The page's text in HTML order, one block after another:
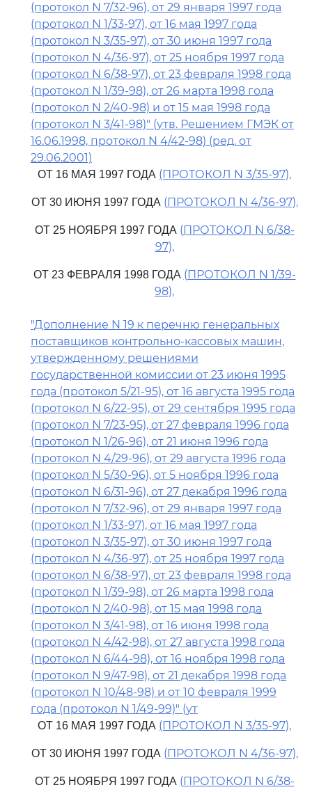
(протокол N 7/32-96), от 29 января 1997 года
(протокол N 1/33-97), от 16 мая 1997 года
(протокол N 3/35-97), от 30 июня 1997 года
(протокол N 4/36-97), от 25 ноября 1997 года
(протокол N 6/38-97), от 23 февраля 1998 года
(протокол N 1/39-98), от 26 марта 1998 года
(протокол N 2/40-98) и от 15 мая 1998 года
(протокол N 3/41-98)" (утв. Решением ГМЭК от
16.06.1998, протокол N 4/42-98) (ред. от
29.06.2001)
ОТ 16 МАЯ 1997 ГОДА (ПРОТОКОЛ N 3/35-97),
ОТ 30 ИЮНЯ 1997 ГОДА (ПРОТОКОЛ N 4/36-97),
ОТ 25 НОЯБРЯ 1997 ГОДА (ПРОТОКОЛ N 6/38-
97),
ОТ 23 ФЕВРАЛЯ 1998 ГОДА (ПРОТОКОЛ N 1/39-
98),
"Дополнение N 19 к перечню генеральных
поставщиков контрольно-кассовых машин,
утвержденному решениями
государственной комиссии от 23 июня 1995
года (протокол 5/21-95), от 16 августа 1995 года
(протокол N 6/22-95), от 29 сентября 1995 года
(протокол N 7/23-95), от 27 февраля 1996 года
(протокол N 1/26-96), от 21 июня 1996 года
(протокол N 4/29-96), от 29 августа 1996 года
(протокол N 5/30-96), от 5 ноября 1996 года
(протокол N 6/31-96), от 27 декабря 1996 года
(протокол N 7/32-96), от 29 января 1997 года
(протокол N 1/33-97), от 16 мая 1997 года
(протокол N 3/35-97), от 30 июня 1997 года
(протокол N 4/36-97), от 25 ноября 1997 года
(протокол N 6/38-97), от 23 февраля 1998 года
(протокол N 1/39-98), от 26 марта 1998 года
(протокол N 2/40-98), от 15 мая 1998 года
(протокол N 3/41-98), от 16 июня 1998 года
(протокол N 4/42-98), от 27 августа 1998 года
(протокол N 6/44-98), от 16 ноября 1998 года
(протокол N 9/47-98), от 21 декабря 1998 года
(протокол N 10/48-98) и от 10 февраля 1999
года (протокол N 1/49-99)" (ут
ОТ 16 МАЯ 1997 ГОДА (ПРОТОКОЛ N 3/35-97),
ОТ 30 ИЮНЯ 1997 ГОДА (ПРОТОКОЛ N 4/36-97),
ОТ 25 НОЯБРЯ 1997 ГОДА (ПРОТОКОЛ N 6/38-